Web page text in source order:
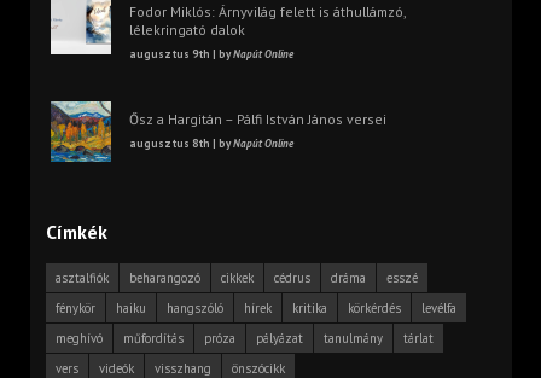
Fodor Miklós: Árnyvilág felett is áthullámzó,
lélekringató dalok
augusztus 9th | byNapút Online
Ősz a Hargitán – Pálfi István János versei
augusztus 8th | byNapút Online
Címkék
asztalfiók beharangozó cikkek cédrus dráma
esszé
fénykör
haiku hangszóló hírek kritika körkérdés
levélfa
meghívó
műfordítás próza pályázat tanulmány
tárlat
vers
videók visszhang önszócikk